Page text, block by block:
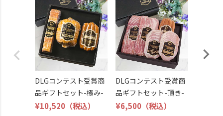
DLGコンテスト受賞商
品ギフトセット-極み-
¥10,520 （税込）
DLGコンテスト受賞商
品ギフトセット-頂き-
¥6,500 （税込）